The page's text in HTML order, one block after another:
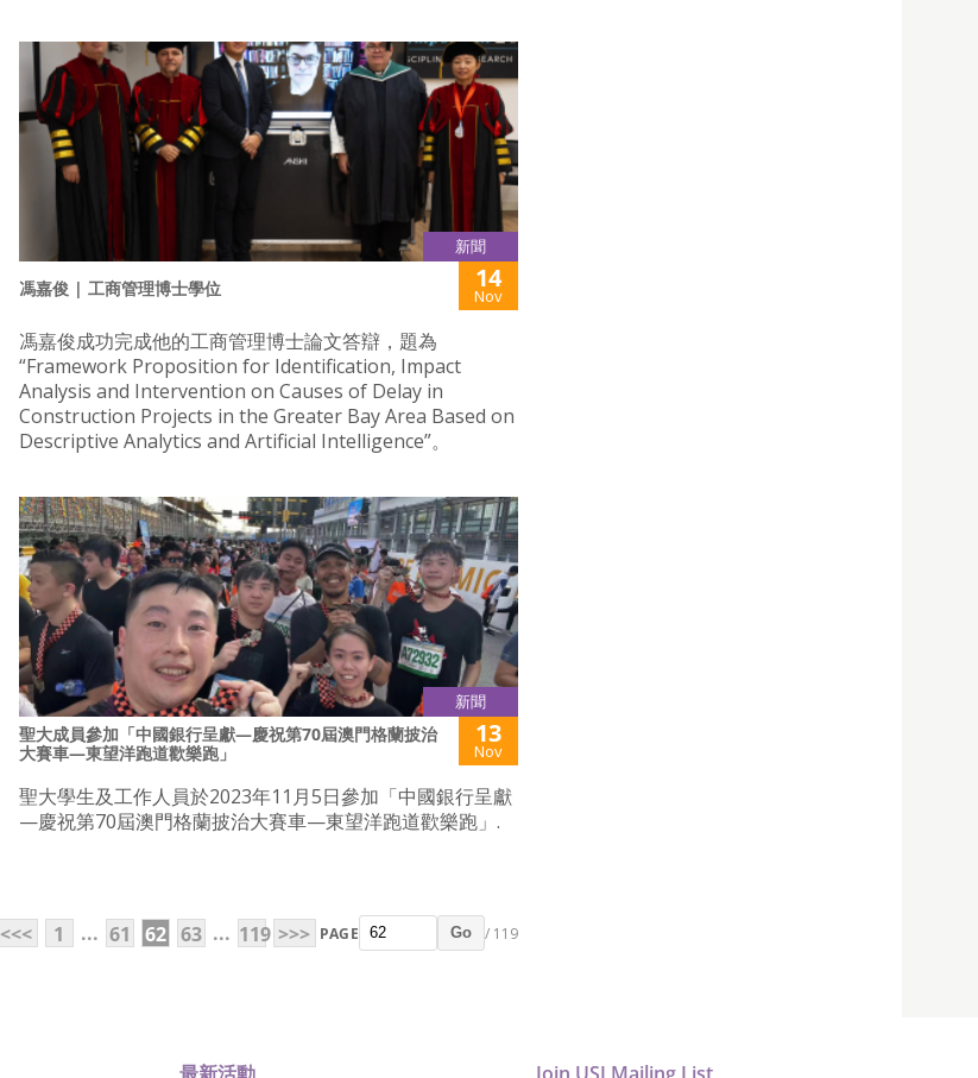
新聞
馮嘉俊 | 工商管理博士學位 14
Nov
馮嘉俊成功完成他的工商管理博士論文答辯，題為
“Framework Proposition for Identification, Impact
Analysis and Intervention on Causes of Delay in
Construction Projects in the Greater Bay Area Based on
Descriptive Analytics and Artificial Intelligence”。
新聞
聖大成員參加「中國銀行呈獻—慶祝第70屆澳門格蘭披治
大賽車—東望洋跑道歡樂跑」
13
Nov
聖大學生及工作人員於2023年11月5日參加「中國銀行呈獻
—慶祝第70屆澳門格蘭披治大賽車—東望洋跑道歡樂跑」.
<<< 1 ... 61 62 63 ... 119 >>> PAGE Go / 119